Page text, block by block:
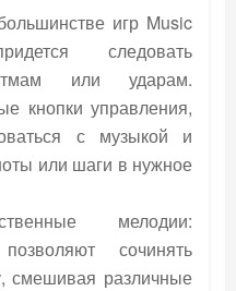
игр Music
следовать
или ударам.
кнопки управления,
с музыкой и
или шаги в нужное
мелодии:
сочинять
смешивая различные